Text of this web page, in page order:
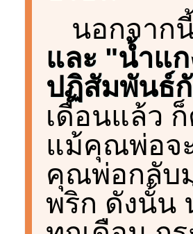
นอกจาก
และ "น้ำแ
ปฏิสัมพันธ์
เดือนแล้ว
แม้คุณพ่อจ
คุณพ่อกลับ
พริก ดังนั้น